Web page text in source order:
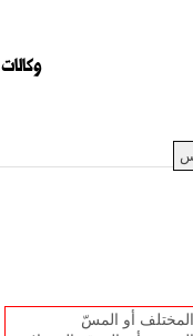
وكالات
أو المسّ